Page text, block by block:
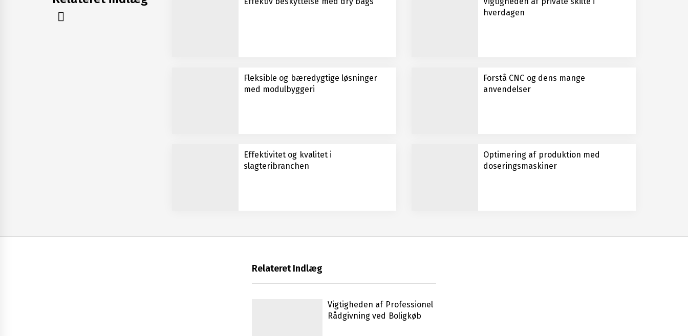
hverdagen
Fleksible og bæredygtige løsninger
med modulbyggeri
Forstå CNC og dens mange
anvendelser
Effektivitet og kvalitet i
slagteribranchen
Optimering af produktion med
doseringsmaskiner
Relateret Indlæg
Vigtigheden af Professionel
Rådgivning ved Boligkøb